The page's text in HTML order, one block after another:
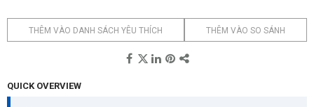
THÊM VÀO DANH SÁCH YÊU THÍCH THÊM VÀO SO SÁNH
QUICK OVERVIEW